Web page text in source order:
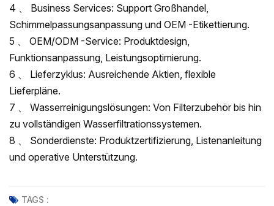
4 、 Business Services: Support Großhandel,
Schimmelpassungsanpassung und OEM -Etikettierung.
5 、 OEM/ODM -Service: Produktdesign,
Funktionsanpassung, Leistungsoptimierung.
6 、 Lieferzyklus: Ausreichende Aktien, flexible
Lieferpläne.
7 、 Wasserreinigungslösungen: Von Filterzubehör bis hin
zu vollständigen Wasserfiltrationssystemen.
8 、 Sonderdienste: Produktzertifizierung, Listenanleitung
und operative Unterstützung.
TAGS :